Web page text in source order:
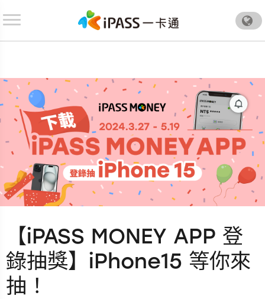
.
【iPASS MONEY APP 登
錄抽獎】iPhone15 等你來
抽！